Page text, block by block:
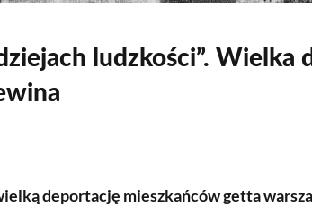
ludzkości”.
deportację mieszkańców getta